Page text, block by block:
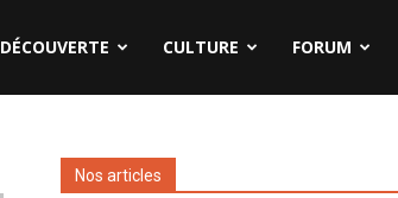
DÉCOUVERTE CULTURE FORUM
Nos articles